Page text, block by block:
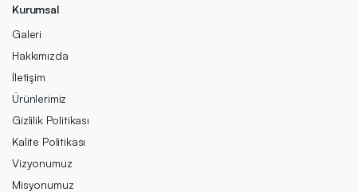
Kurumsal
Galeri
Hakkımızda
İletişim
Ürünlerimiz
Gizlilik Politikası
Kalite Politikası
Vizyonumuz
Misyonumuz